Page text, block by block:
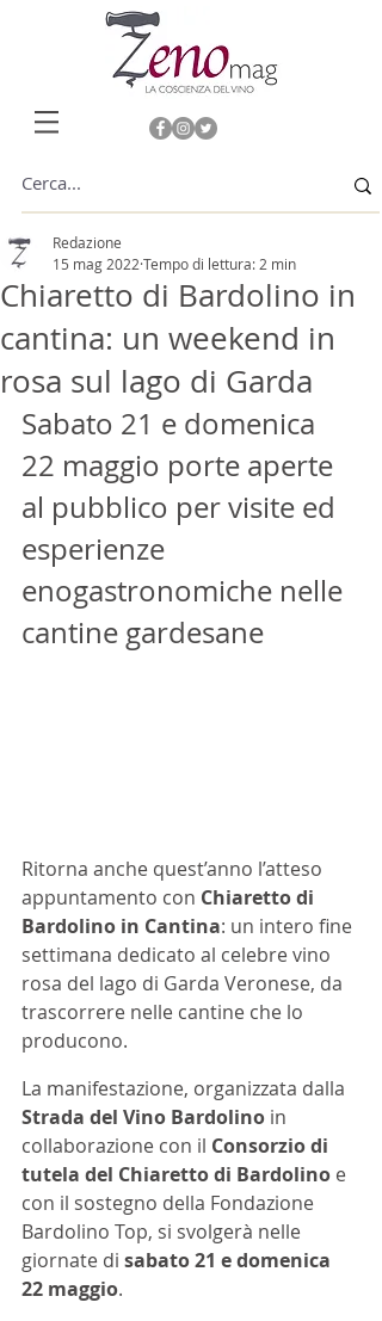
Chiaretto di Bardolino in
cantina: un weekend in
rosa sul lago di Garda
Redazione
15 mag 2022 Tempo di lettura: 2 min
Sabato 21 e domenica
22 maggio porte aperte
al pubblico per visite ed
esperienze
enogastronomiche nelle
cantine gardesane
Ritorna anche quest’anno l’atteso
appuntamento con Chiaretto di
Bardolino in Cantina: un intero fine
settimana dedicato al celebre vino
rosa del lago di Garda Veronese, da
trascorrere nelle cantine che lo
producono.
La manifestazione, organizzata dalla
Strada del Vino Bardolino in
collaborazione con il Consorzio di
tutela del Chiaretto di Bardolino e
con il sostegno della Fondazione
Bardolino Top, si svolgerà nelle
giornate di sabato 21 e domenica
22 maggio.